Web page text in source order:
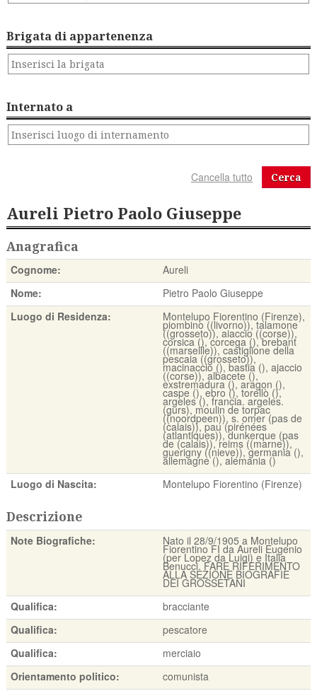
Brigata di appartenenza
Internato a
Cerca
Aureli Pietro Paolo Giuseppe
Anagrafica
Cognome:
Aureli
Nome:
Pietro Paolo Giuseppe
Luogo di Residenza:
Montelupo Fiorentino (Firenze),
piombino ((livorno)), talamone
((grosseto)), aiaccio ((corse)),
corsica (), corcega (), brebant
((marseille)), castiglione della
pescaia ((grosseto)),
macinaccio (), bastia (), ajaccio
((corse)), albacete (),
exstremadura (), aragon (),
caspe (), ebro (), torellò (),
argeles (), francia. argeles.
(gurs), moulin de torpac
((noordpeen)), s. omer (pas de
(calais)), pau (pirénées
(atlantiques)), dunkerque (pas
de (calais)), reims ((marne)),
guerigny ((nieve)), germania (),
allemagne (), alemania ()
Luogo di Nascita:
Montelupo Fiorentino (Firenze)
Descrizione
Note Biografiche: Nato il 28/9/1905 a Montelupo
Fiorentino FI da Aureli Eugenio
(per Lopez da Luigi) e Italia
Benucci. FARE RIFERIMENTO
ALLA SEZIONE BIOGRAFIE
DEI GROSSETANI
Qualifica:
bracciante
Qualifica:
pescatore
Qualifica:
merciaio
Orientamento politico:
comunista